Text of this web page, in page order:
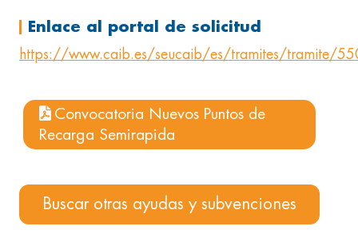
Enlace al portal de solicitud
https://www.caib.es/seucaib/es/tramites/tramite/
Convocatoria Nuevos Puntos de
Recarga Semirapida
Buscar otras ayudas y subvenciones